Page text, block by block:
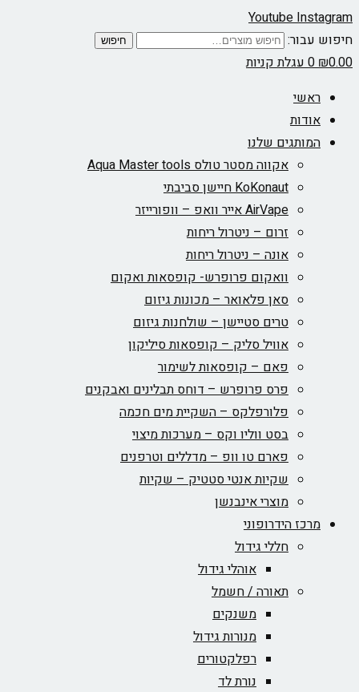
YoutubeInstagram
חיפוש עבור:
חיפוש
₪0.00
0עגלת קניות
ראשי
אודות
המותגים שלנו
אקווה מסטר טולס Aqua Master tools
KoKonaut חיישן סביבתי
AirVape אייר וואפ – וופורייזר
זרום – ניטרול ריחות
אונה – ניטרול ריחות
וואקום פרופרש- קופסאות ואקום
סאן פלאואר – מכונות גיזום
טרים סטיישן – שולחנות גיזום
אוויל סליק – קופסאות סיליקון
פאם – קופסאות לשימור
פרס פרופרש – דוחס תבלינים ואבקנים
פלורפלקס – השקיית מים חכמה
בסט ווליו וקס – מערכות מיצוי
פארם טו וופ – מדללים וטרפנים
שקיות אנטי סטטיק – שקיות
מוצרי אינבנשן
מרכז הידרופוני
חללי גידול
אוהלי גידול
תאורה / חשמל
משנקים
מנורות גידול
רפלקטורים
נורת לד